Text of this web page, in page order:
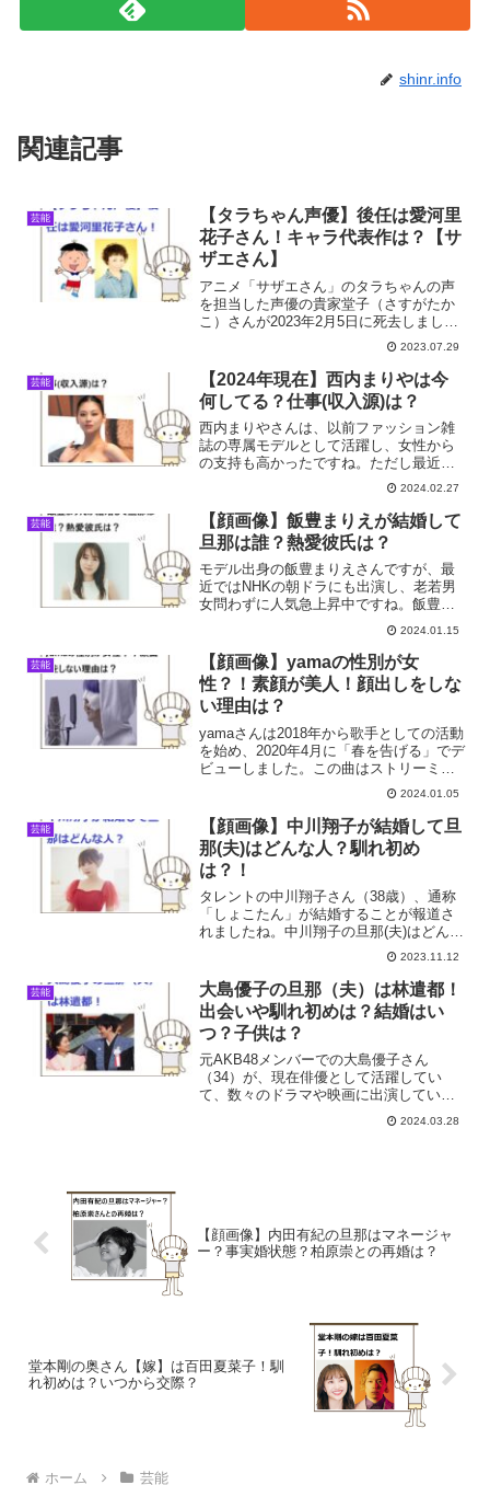
shinr.info
関連記事
芸能
【タラちゃん声優】後任は愛河里
花子さん！キャラ代表作は？【サ
ザエさん】
アニメ「サザエさん」のタラちゃんの声
を担当した声優の貴家堂子（さすがたか
こ）さんが2023年2月5日に死去しまし
た。フジテレビは26日、「タラちゃん」
声の後任は声優の愛河里花子さんと発表
しました。愛河里花子さんはどんな声を
している？そこで今...
2023.07.29
芸能
【2024年現在】西内まりやは今
何してる？仕事(収入源)は？
西内まりやさんは、以前ファッション雑
誌の専属モデルとして活躍し、女性から
の支持も高かったですね。ただし最近で
は、テレビなどのメディアでの露出が減
少しています。西内まりやさん、最近ど
うしてるの？見かけないけど、何してる
のかな？そこで今回は西内...
2024.02.27
芸能
【顔画像】飯豊まりえが結婚して
旦那は誰？熱愛彼氏は？
モデル出身の飯豊まりえさんですが、最
近ではNHKの朝ドラにも出演し、老若男
女問わずに人気急上昇中ですね。飯豊ま
りえさんは結婚している？熱愛彼氏は
誰？そこで今回は飯豊まりえさんの結婚
や彼氏について調査しました。
2024.01.15
芸能
【顔画像】yamaの性別が女
性？！素顔が美人！顔出しをしな
い理由は？
yamaさんは2018年から歌手としての活動
を始め、2020年4月に「春を告げる」でデ
ビューしました。この曲はストリーミン
グで1億回以上再生され、非常に人気があ
ります。yamaさんは圧倒的な歌唱力で注
目を集めていますが、その顔を公開して
おら...
2024.01.05
芸能
【顔画像】中川翔子が結婚して旦
那(夫)はどんな人？馴れ初め
は？！
タレントの中川翔子さん（38歳）、通称
「しょこたん」が結婚することが報道さ
れましたね。中川翔子の旦那(夫)はどんな
人？馴れ初めは？そこで今回は、中川翔
子さん旦那(夫)について調査しました。
2023.11.12
芸能
大島優子の旦那（夫）は林遣都！
出会いや馴れ初めは？結婚はい
つ？子供は？
元AKB48メンバーでの大島優子さん
（34）が、現在俳優として活躍してい
て、数々のドラマや映画に出演していま
す。大島優子の旦那（夫）は誰？出会い
や馴れ初めは？結婚はいつ？子供は？そ
2024.03.28
【顔画像】内田有紀の旦那はマネージャ
ー？事実婚状態？柏原崇との再婚は？
堂本剛の奥さん【嫁】は百田夏菜子！馴
れ初めは？いつから交際？
ホーム 芸能